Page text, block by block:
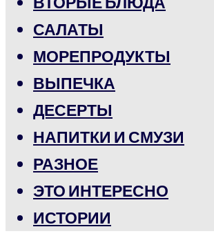
САЛАТЫ
МОРЕПРОДУКТЫ
ВЫПЕЧКА
ДЕСЕРТЫ
НАПИТКИ И СМУЗИ
РАЗНОЕ
ЭТО ИНТЕРЕСНО
ИСТОРИИ